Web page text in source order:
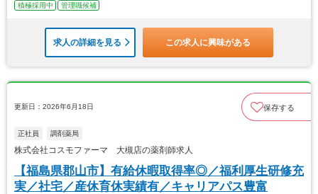
積極採用中
管理職候補
求人の詳細を見る この求人に興味がある
更新日：2026年6月18日 保存する
正社員 調剤薬局
株式会社コスモファーマ 大槻店の薬剤師求人
【福島県郡山市】有給休暇取得率◎／福利厚生研修充
実／社宅／産休育休実績有／キャリアパス豊富